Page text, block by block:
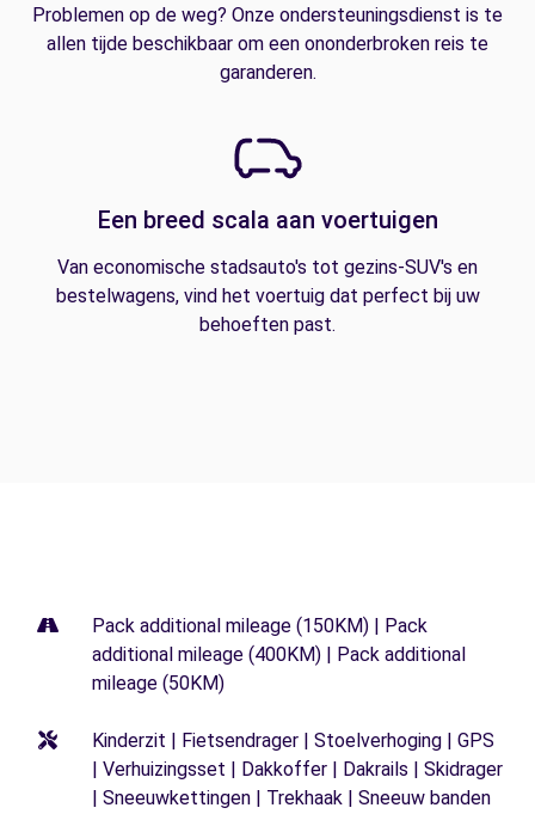
Problemen op de weg? Onze ondersteuningsdienst is te
allen tijde beschikbaar om een ononderbroken reis te
garanderen.
Een breed scala aan voertuigen
Van economische stadsauto's tot gezins-SUV's en
bestelwagens, vind het voertuig dat perfect bij uw
behoeften past.
Pack additional mileage (150KM) | Pack
additional mileage (400KM) | Pack additional
mileage (50KM)
Kinderzit | Fietsendrager | Stoelverhoging | GPS
| Verhuizingsset | Dakkoffer | Dakrails | Skidrager
| Sneeuwkettingen | Trekhaak | Sneeuw banden